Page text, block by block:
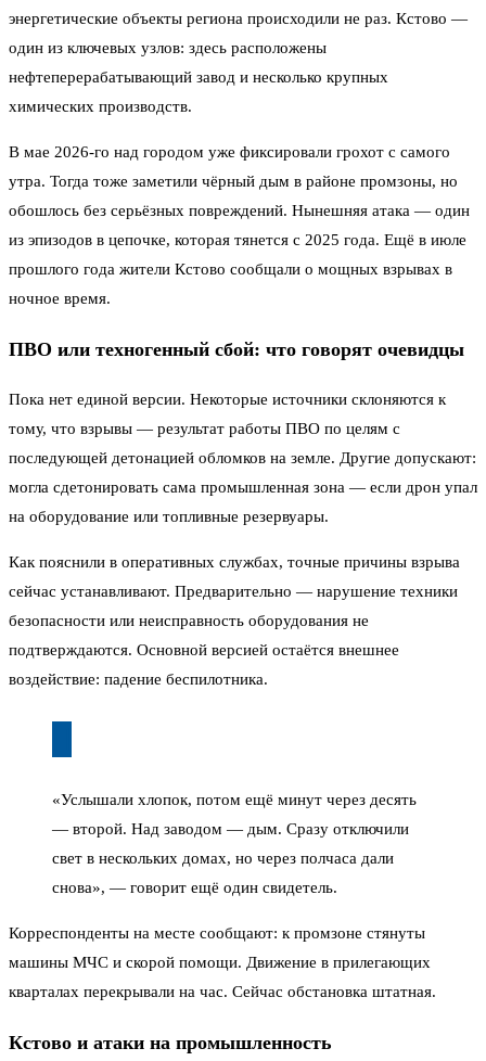
энергетические объекты региона происходили не раз. Кстово —
один из ключевых узлов: здесь расположены
нефтеперерабатывающий завод и несколько крупных
химических производств.
В мае 2026-го над городом уже фиксировали грохот с самого
утра. Тогда тоже заметили чёрный дым в районе промзоны, но
обошлось без серьёзных повреждений. Нынешняя атака — один
из эпизодов в цепочке, которая тянется с 2025 года. Ещё в июле
прошлого года жители Кстово сообщали о мощных взрывах в
ночное время.
ПВО или техногенный сбой: что говорят очевидцы
Пока нет единой версии. Некоторые источники склоняются к
тому, что взрывы — результат работы ПВО по целям с
последующей детонацией обломков на земле. Другие допускают:
могла сдетонировать сама промышленная зона — если дрон упал
на оборудование или топливные резервуары.
Как пояснили в оперативных службах, точные причины взрыва
сейчас устанавливают. Предварительно — нарушение техники
безопасности или неисправность оборудования не
подтверждаются. Основной версией остаётся внешнее
воздействие: падение беспилотника.
«Услышали хлопок, потом ещё минут через десять
— второй. Над заводом — дым. Сразу отключили
свет в нескольких домах, но через полчаса дали
снова», — говорит ещё один свидетель.
Корреспонденты на месте сообщают: к промзоне стянуты
машины МЧС и скорой помощи. Движение в прилегающих
кварталах перекрывали на час. Сейчас обстановка штатная.
Кстово и атаки на промышленность